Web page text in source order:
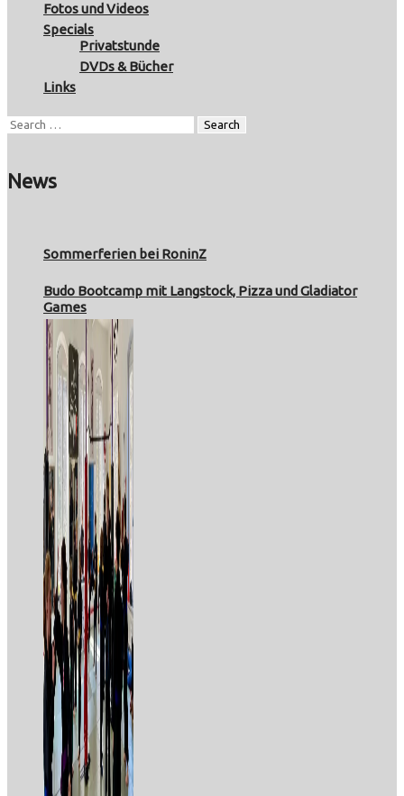
Fotos und Videos
Specials
Privatstunde
DVDs & Bücher
Links
News
Sommerferien bei RoninZ
Budo Bootcamp mit Langstock, Pizza und Gladiator
Games